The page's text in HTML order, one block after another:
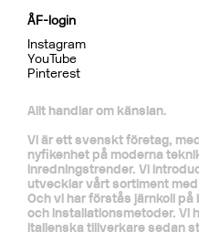
Pris 4995 kr